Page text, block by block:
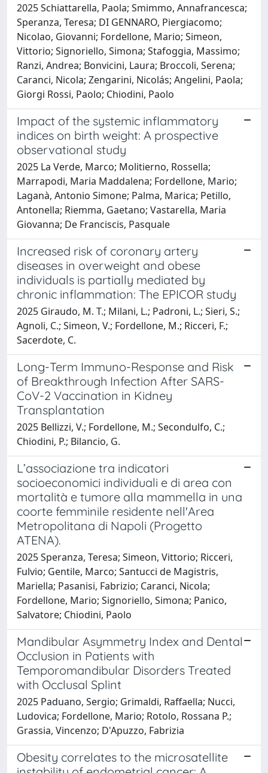
2025 Schiattarella, Paola; Smimmo, Annafrancesca;
Speranza, Teresa; DI GENNARO, Piergiacomo;
Nicolao, Giovanni; Fordellone, Mario; Simeon,
Vittorio; Signoriello, Simona; Stafoggia, Massimo;
Ranzi, Andrea; Bonvicini, Laura; Broccoli, Serena;
Caranci, Nicola; Zengarini, Nicolás; Angelini, Paola;
Giorgi Rossi, Paolo; Chiodini, Paolo
Impact of the systemic inflammatory
indices on birth weight: A prospective
observational study
2025 La Verde, Marco; Molitierno, Rossella;
Marrapodi, Maria Maddalena; Fordellone, Mario;
Laganà, Antonio Simone; Palma, Marica; Petillo,
Antonella; Riemma, Gaetano; Vastarella, Maria
Giovanna; De Franciscis, Pasquale
Increased risk of coronary artery
diseases in overweight and obese
individuals is partially mediated by
chronic inflammation: The EPICOR study
2025 Giraudo, M. T.; Milani, L.; Padroni, L.; Sieri, S.;
Agnoli, C.; Simeon, V.; Fordellone, M.; Ricceri, F.;
Sacerdote, C.
Long-Term Immuno-Response and Risk
of Breakthrough Infection After SARS-
CoV-2 Vaccination in Kidney
Transplantation
2025 Bellizzi, V.; Fordellone, M.; Secondulfo, C.;
Chiodini, P.; Bilancio, G.
L’associazione tra indicatori
socioeconomici individuali e di area con
mortalità e tumore alla mammella in una
coorte femminile residente nell'Area
Metropolitana di Napoli (Progetto
ATENA).
2025 Speranza, Teresa; Simeon, Vittorio; Ricceri,
Fulvio; Gentile, Marco; Santucci de Magistris,
Mariella; Pasanisi, Fabrizio; Caranci, Nicola;
Fordellone, Mario; Signoriello, Simona; Panico,
Salvatore; Chiodini, Paolo
Mandibular Asymmetry Index and Dental
Occlusion in Patients with
Temporomandibular Disorders Treated
with Occlusal Splint
2025 Paduano, Sergio; Grimaldi, Raffaella; Nucci,
Ludovica; Fordellone, Mario; Rotolo, Rossana P.;
Grassia, Vincenzo; D'Apuzzo, Fabrizia
Obesity correlates to the microsatellite